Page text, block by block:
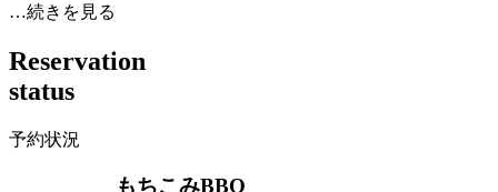
…続きを見る
Reservation
status
予約状況
もちこみBBQ